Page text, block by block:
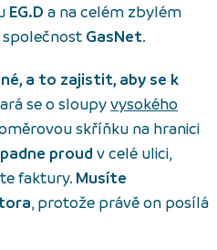
EG.D a na celém zbylém
GasNet.
a to zajistit, aby se k
se o sloupyvysokého
skříňku na hranici
proud v celé ulici,
faktury. Musíte
, protože právě on posílá